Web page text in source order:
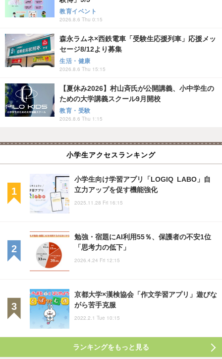
教育イベント
2026.8.6 Thu 0:15
森永ラムネ×西鉄電車「受験生応援列車」応援メッ
セージ8/12より募集
生活・健康
2026.8.6 Thu 15:15
【夏休み2026】村山斉氏が公開講義、小中学生の
ための大学講義スクール9月開校
教育・受験
2026.8.6 Thu 1:15
小学生アクセスランキング
小学生向け学習アプリ「LOGIQ LABO」自
立力アップを促す機能強化
2025.11.28 Fri 16:15
勉強・宿題にAI利用55％、保護者の不安1位
「思考力の低下」
2026.4.24 Fri 12:15
京都大学×漢検協会「作文学習アプリ」遊びな
がら苦手克服
2022.2.1 Tue 10:15
ランキングをもっと見る